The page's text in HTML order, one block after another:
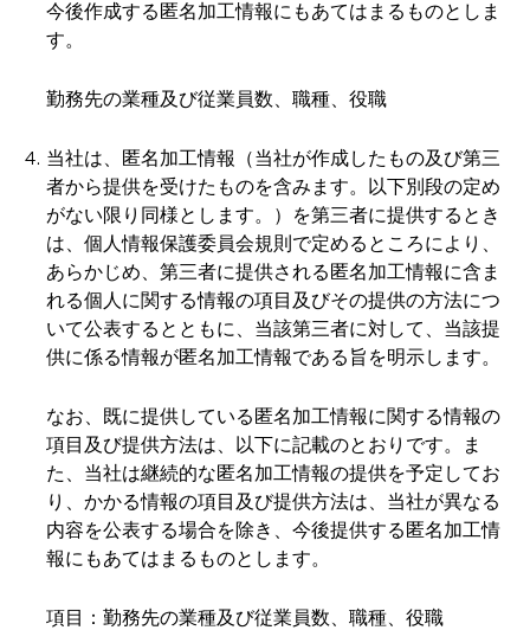
今後作成する匿名加工情報にもあてはまるものとしま
す。
勤務先の業種及び従業員数、職種、役職
当社は、匿名加工情報（当社が作成したもの及び第三
者から提供を受けたものを含みます。以下別段の定め
がない限り同様とします。）を第三者に提供するとき
は、個人情報保護委員会規則で定めるところにより、
あらかじめ、第三者に提供される匿名加工情報に含ま
れる個人に関する情報の項目及びその提供の方法につ
いて公表するとともに、当該第三者に対して、当該提
供に係る情報が匿名加工情報である旨を明示します。
なお、既に提供している匿名加工情報に関する情報の
項目及び提供方法は、以下に記載のとおりです。ま
た、当社は継続的な匿名加工情報の提供を予定してお
り、かかる情報の項目及び提供方法は、当社が異なる
内容を公表する場合を除き、今後提供する匿名加工情
報にもあてはまるものとします。
項目：勤務先の業種及び従業員数、職種、役職